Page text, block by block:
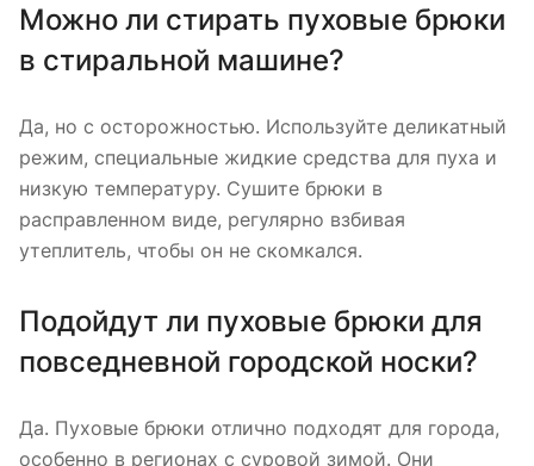
Можно ли стирать пуховые брюки
в стиральной машине?
Да, но с осторожностью. Используйте деликатный
режим, специальные жидкие средства для пуха и
низкую температуру. Сушите брюки в
расправленном виде, регулярно взбивая
утеплитель, чтобы он не скомкался.
Подойдут ли пуховые брюки для
повседневной городской носки?
Да. Пуховые брюки отлично подходят для города,
особенно в регионах с суровой зимой. Они